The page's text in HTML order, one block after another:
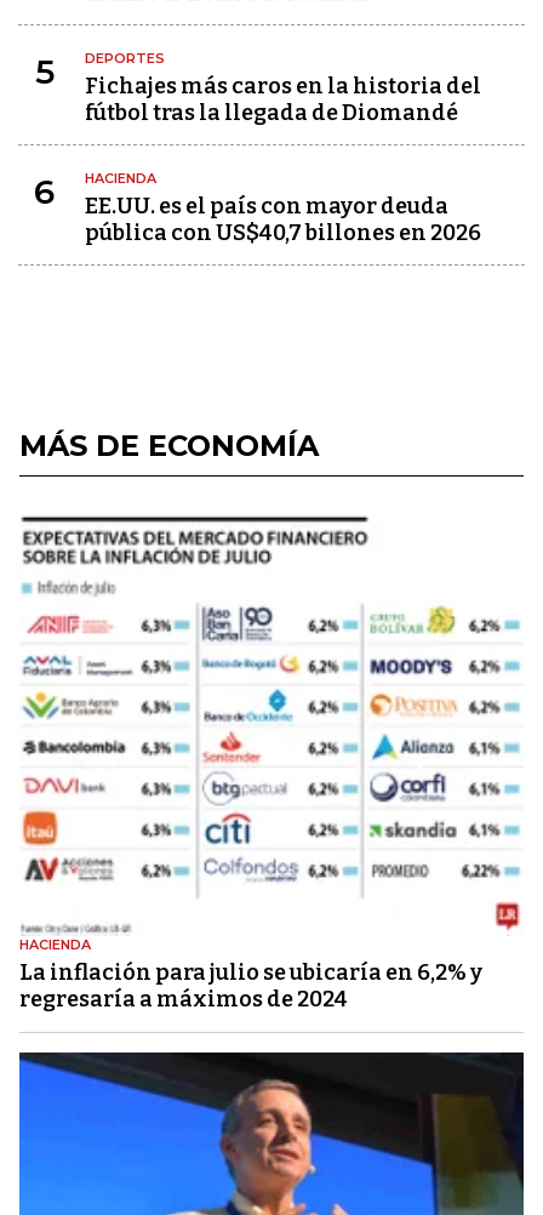
5 DEPORTES
Fichajes más caros en la historia del
fútbol tras la llegada de Diomandé
6 HACIENDA
EE.UU. es el país con mayor deuda
pública con US$40,7 billones en 2026
MÁS DE ECONOMÍA
HACIENDA
La inflación para julio se ubicaría en 6,2% y
regresaría a máximos de 2024